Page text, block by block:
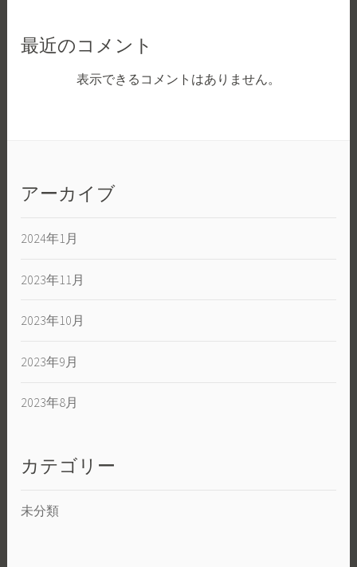
最近のコメント
表示できるコメントはありません。
アーカイブ
2024年1月
2023年11月
2023年10月
2023年9月
2023年8月
カテゴリー
未分類